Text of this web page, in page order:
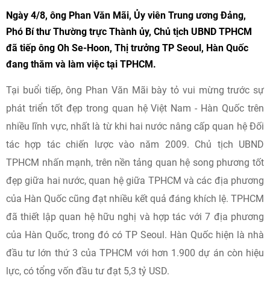
Ngày 4/8, ông Phan Văn Mãi, Ủy viên Trung ương Đảng,
Phó Bí thư Thường trực Thành ủy, Chủ tịch UBND TPHCM
đã tiếp ông Oh Se-Hoon, Thị trưởng TP Seoul, Hàn Quốc
đang thăm và làm việc tại TPHCM.
Tại buổi tiếp, ông Phan Văn Mãi bày tỏ vui mừng trước sự
phát triển tốt đẹp trong quan hệ Việt Nam - Hàn Quốc trên
nhiều lĩnh vực, nhất là từ khi hai nước nâng cấp quan hệ Đối
tác hợp tác chiến lược vào năm 2009. Chủ tịch UBND
TPHCM nhấn mạnh, trên nền tảng quan hệ song phương tốt
đẹp giữa hai nước, quan hệ giữa TPHCM và các địa phương
của Hàn Quốc cũng đạt nhiều kết quả đáng khích lệ. TPHCM
đã thiết lập quan hệ hữu nghị và hợp tác với 7 địa phương
của Hàn Quốc, trong đó có TP Seoul. Hàn Quốc hiện là nhà
đầu tư lớn thứ 3 của TPHCM với hơn 1.900 dự án còn hiệu
lực, có tổng vốn đầu tư đạt 5,3 tỷ USD.